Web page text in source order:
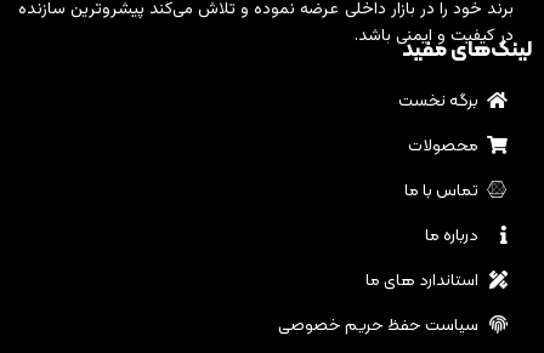
برند خود را در بازار داخلی عرضه نموده و تلاش می‌کند پیشروترین سازنده
در کیفیت و ایمنی باشد.
لینک‌های مفید
برگه نخست
محصولات
تماس با ما
درباره ما
استاندارد های ما
سیاست حفظ حریم خصوصی